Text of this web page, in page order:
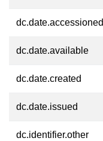
dc.date.accessioned
dc.date.available
dc.date.created
dc.date.issued
dc.identifier.other